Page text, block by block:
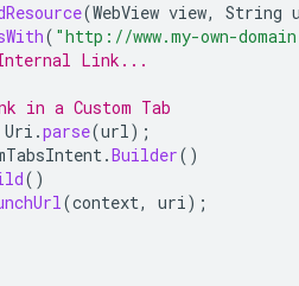
(WebView view, String
( "http://www.my-own-
Link...
in a Custom Tab
Uri .parse(url);
.Builder()
()
(context, uri);